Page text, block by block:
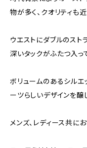
物が多く、クオリティも近
ウエストにダブルのスト
深いタックがふたつ入っ
ボリュームのあるシルエ
ーツらしいデザインを醸
メンズ、レディース共に